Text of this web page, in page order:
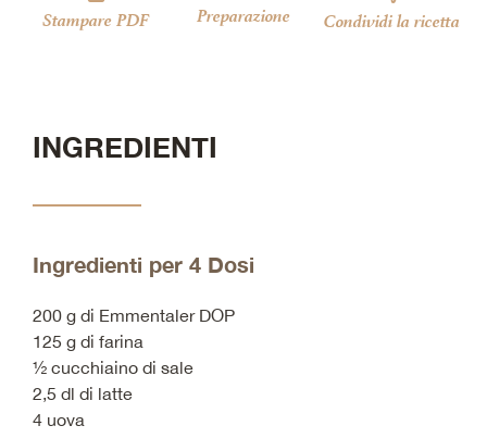
Stampare PDF Preparazione Condividi la ricetta
INGREDIENTI
Ingredienti per 4 Dosi
200 g di Emmentaler DOP
125 g di farina
½ cucchiaino di sale
2,5 dl di latte
4 uova